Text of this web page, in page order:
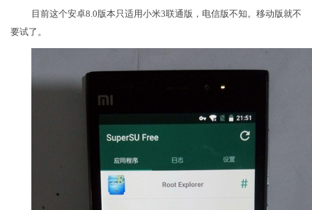
目前这个安卓8.0版本只适用小米3联通版，电信版不知。移动版就不
要试了。